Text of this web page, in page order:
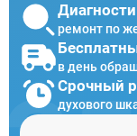
ремонт по
в день
Срочный
духового